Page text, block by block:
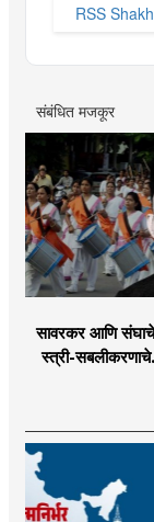
RSS
संबंधित मजकूर
सावरकर आणि
स्त्री-सबलीकरणाचे